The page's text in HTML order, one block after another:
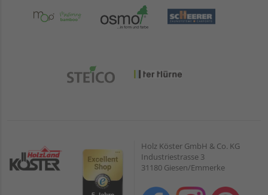
Holz Köster GmbH & Co. KG
Industriestrasse 3
31180 Giesen/Emmerke